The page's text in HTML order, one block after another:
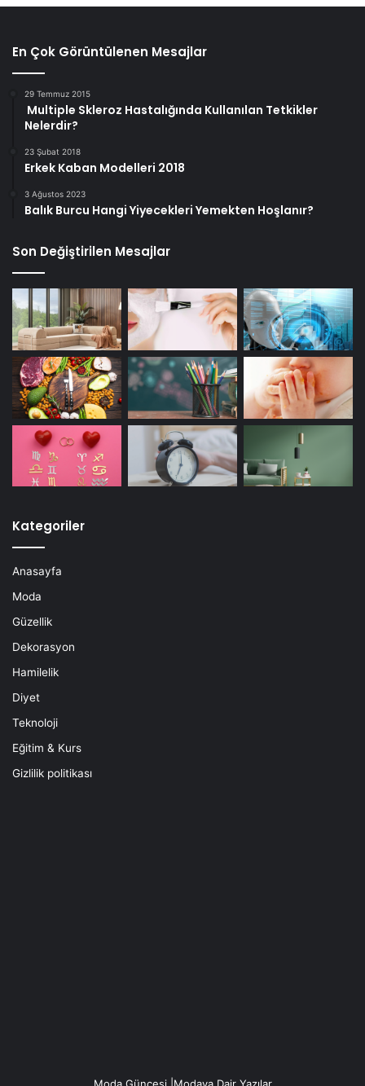
En Çok Görüntülenen Mesajlar
29 Temmuz 2015
Multiple Skleroz Hastalığında Kullanılan Tetkikler
Nelerdir?
23 Şubat 2018
Erkek Kaban Modelleri 2018
3 Ağustos 2023
Balık Burcu Hangi Yiyecekleri Yemekten Hoşlanır?
Son Değiştirilen Mesajlar
Kategoriler
Anasayfa
Moda
Güzellik
Dekorasyon
Hamilelik
Diyet
Teknoloji
Eğitim & Kurs
Gizlilik politikası